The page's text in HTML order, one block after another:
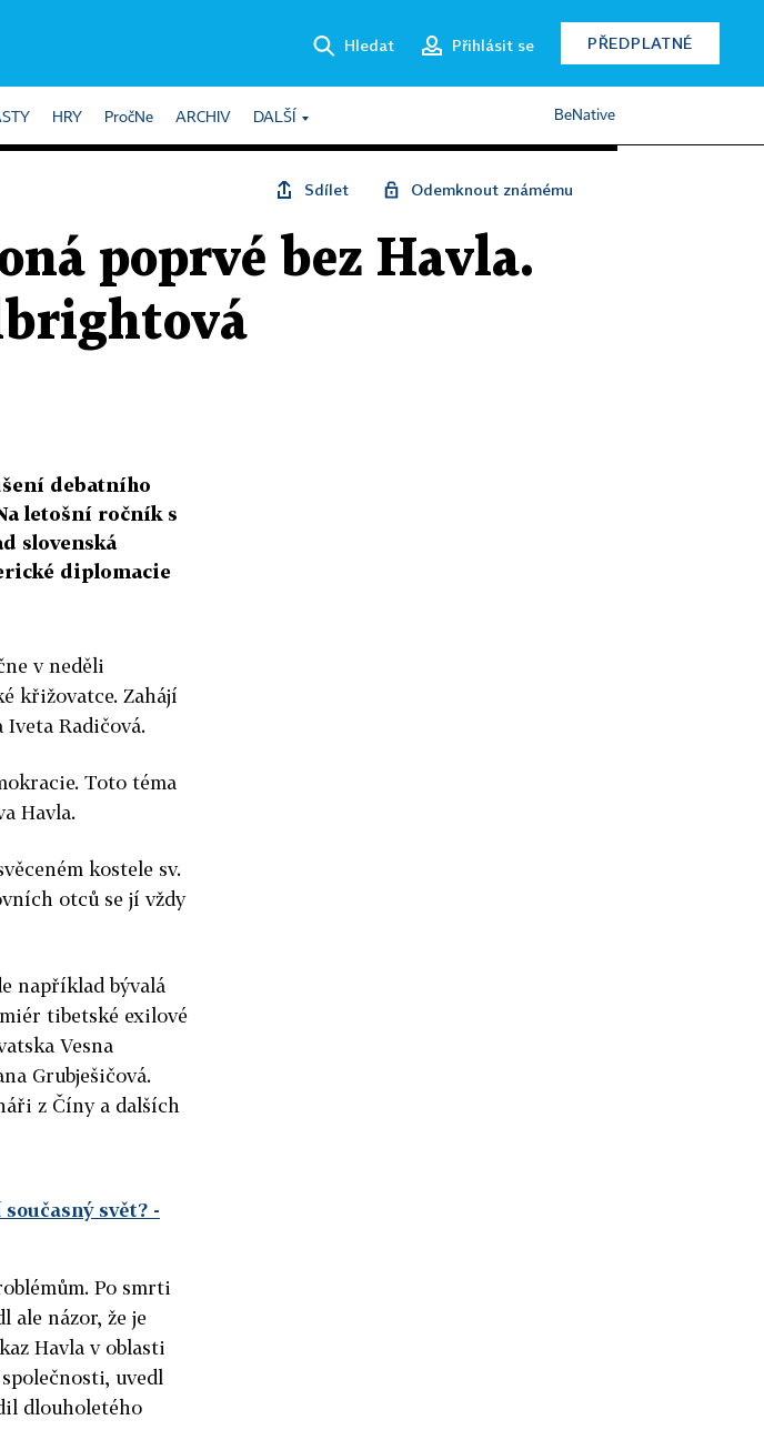
Hledat Přihlásit se PŘEDPLATNÉ
HRY PročNe ARCHIV DALŠÍ BeNative
Sdílet Odemknout známému
poprvé bez Havla.
debatního
letošní ročník s
slovenská
diplomacie
v neděli
křižovatce. Zahájí
Radičová.
Toto téma
Havla.
kostele sv.
otců se jí vždy
například bývalá
tibetské exilové
Vesna
Grubješičová.
z Číny a dalších
svět? -
Po smrti
ale názor, že je
Havla v oblasti
uvedl
dlouholetého